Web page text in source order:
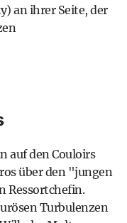
an ihrer Seite, der
auf den Couloirs
über den "jungen
Ressortchefin.
Turbulenzen